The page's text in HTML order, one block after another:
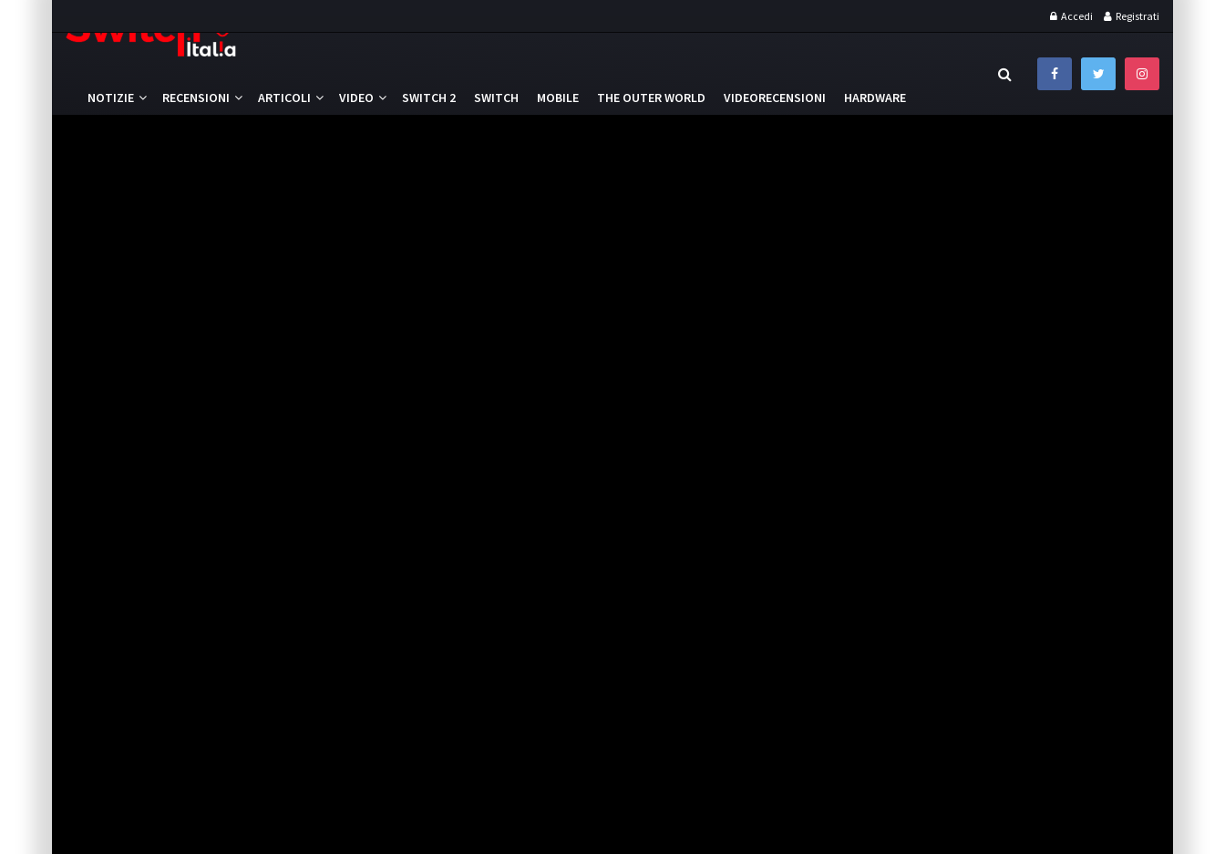
Accedi Registrati
NOTIZIE RECENSIONI ARTICOLI VIDEO SWITCH 2 SWITCH MOBILE THE OUTER WORLD VIDEORECENSIONI HARDWARE